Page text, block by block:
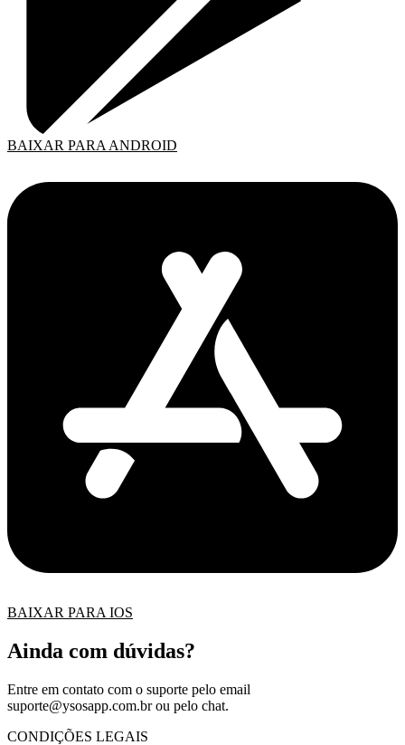
BAIXAR PARA ANDROID
BAIXAR PARA IOS
Ainda com dúvidas?
Entre em contato com o suporte pelo email
suporte@ysosapp.com.brou pelo chat.
CONDIÇÕES LEGAIS